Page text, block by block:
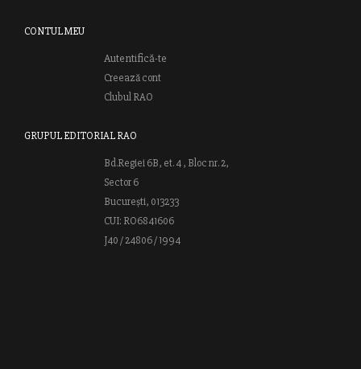
CONTUL MEU
Autentifică-te
Creează cont
Clubul RAO
GRUPUL EDITORIAL RAO
Bd.Regiei 6B, et. 4 , Bloc nr. 2,
Sector 6
București, 013233
CUI: RO6841606
J40 / 24806 / 1994